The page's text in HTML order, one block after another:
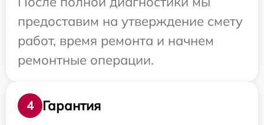
предоставим на утверждение смету
работ, время ремонта и начнем
ремонтные операции.
4
Гарантия